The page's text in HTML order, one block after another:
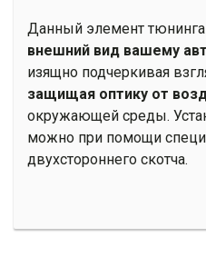
Данный элемент тюнинга
внешний вид вашему
изящно подчеркивая
защищая оптику от
окружающей среды.
можно при помощи
двухстороннего скотча.